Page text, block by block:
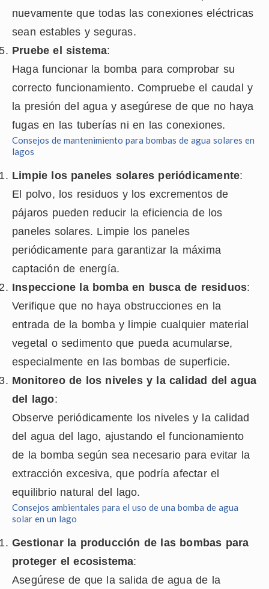
nuevamente que todas las conexiones eléctricas
sean estables y seguras.
Pruebe el sistema:
Haga funcionar la bomba para comprobar su
correcto funcionamiento. Compruebe el caudal y
la presión del agua y asegúrese de que no haya
fugas en las tuberías ni en las conexiones.
Consejos de mantenimiento para bombas de agua solares en
lagos
Limpie los paneles solares periódicamente:
El polvo, los residuos y los excrementos de
pájaros pueden reducir la eficiencia de los
paneles solares. Limpie los paneles
periódicamente para garantizar la máxima
captación de energía.
Inspeccione la bomba en busca de residuos:
Verifique que no haya obstrucciones en la
entrada de la bomba y limpie cualquier material
vegetal o sedimento que pueda acumularse,
especialmente en las bombas de superficie.
Monitoreo de los niveles y la calidad del agua
del lago:
Observe periódicamente los niveles y la calidad
del agua del lago, ajustando el funcionamiento
de la bomba según sea necesario para evitar la
extracción excesiva, que podría afectar el
equilibrio natural del lago.
Consejos ambientales para el uso de una bomba de agua
solar en un lago
Gestionar la producción de las bombas para
proteger el ecosistema:
Asegúrese de que la salida de agua de la